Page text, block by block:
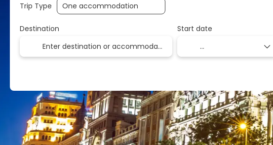
Trip Type
Destination Start date